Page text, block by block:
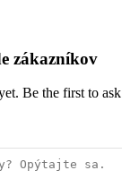
zákazníkov
Be the first to